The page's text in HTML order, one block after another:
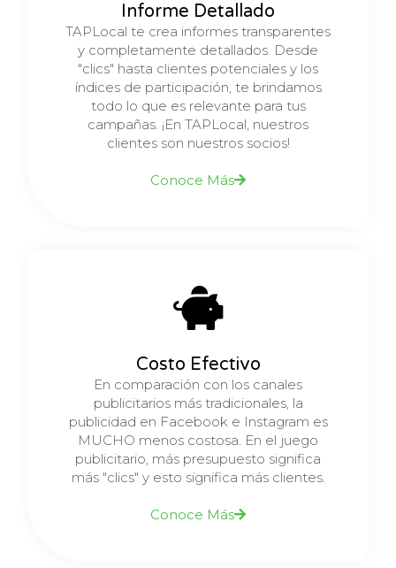
Informe Detallado
TAPLocal te crea informes transparentes
y completamente detallados. Desde
"clics" hasta clientes potenciales y los
índices de participación, te brindamos
todo lo que es relevante para tus
campañas. ¡En TAPLocal, nuestros
clientes son nuestros socios!
Conoce Más
Costo Efectivo
En comparación con los canales
publicitarios más tradicionales, la
publicidad en Facebook e Instagram es
MUCHO menos costosa. En el juego
publicitario, más presupuesto significa
más "clics" y esto significa más clientes.
Conoce Más